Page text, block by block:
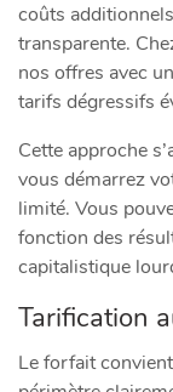
coûts
transparente.
nos offres avec
tarifs dégressifs
Cette approche
vous démarrez
limité. Vous
fonction des
capitalistique
Tarification
Le forfait